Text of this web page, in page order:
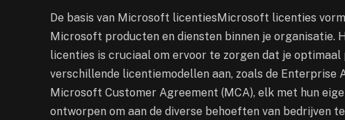
De basis van Microsoft licentiesMicrosoft licenties
Microsoft producten en diensten binnen je organisatie.
licenties is cruciaal om ervoor te zorgen dat je
verschillende licentiemodellen aan, zoals de Enterprise
Microsoft Customer Agreement (MCA), elk met hun
ontworpen om aan de diverse behoeften van bedrijven